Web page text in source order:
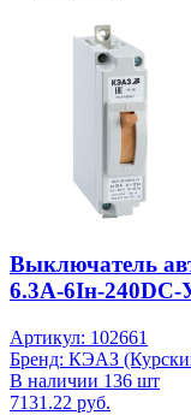
Выключатель
6.3А-6Iн-240DC-
Артикул: 102661
Бренд: КЭАЗ
В наличии 136 шт
7131.22 руб.